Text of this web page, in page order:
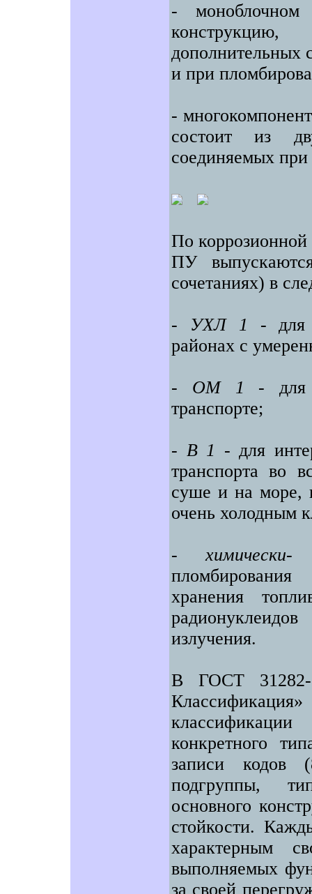
-
дополнительных
и при
-
состоит из
соединяемых
По
ПУ
сочетаниях) в
- УХЛ 1 - для
районах с
- ОМ 1 - для
транспорте;
- В 1 - для
транспорта во
суше и на море,
очень холодным
-
хранения
излучения.
В ГОСТ 31282-
конкретного
записи кодов
подгруппы,
основного
стойкости.
характерным
выполняемых
за своей